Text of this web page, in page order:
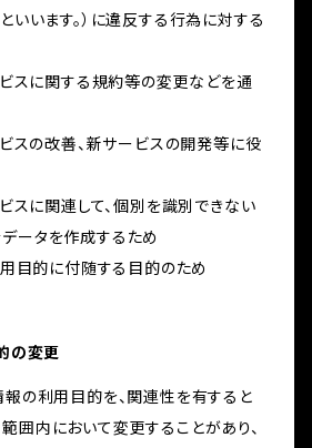
いいます。）に違反する行為に対する
ビスに関する規約等の変更などを通
ビスの改善、新サービスの開発等に役
ビスに関連して、個別を識別できない
ータを作成するため
用目的に付随する目的のため
の変更
報の利用目的を、関連性を有すると
囲内において変更することがあり、